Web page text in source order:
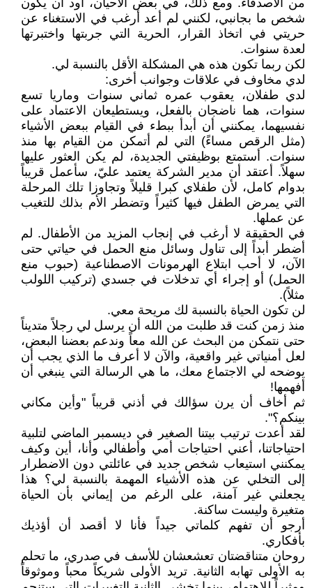
من الأصدقاء. ومع ذلك، في بعض الأحيان، أود أن يكون
شخص ما بجانبي، لكنني لم أعد أرغب في الاستغناء عن
حريتي في اتخاذ القرار، الحرية التي جربتها واختبرتها
لعدة سنوات.
لكن ربما تكون هذه هي المشكلة الأقل بالنسبة لي.
لدي مخاوف في علاقات وجوانب أخرى:
لدي طفلان، يعقوب عمره ثماني سنوات وماريا تسع
سنوات، هما ناضجان بالفعل، ويستطيعان الاعتماد على
نفسيهما، يمكنني أن أبدأ ببطء في القيام ببعض الأشياء
(مثل الرقص مساءً) التي لم أتمكن من القيام بها منذ
سنوات. أستمتع بوظيفتي الجديدة، لم يكن العثور عليها
سهلاً. أعتقد أن مدير الشركة يعتمد عليّ، سأعمل قريباً
بدوام كامل، لأن طفلاي كبرا قليلاً وتجاوزا تلك المرحلة
التي يمرض الطفل فيها كثيراً وتضطر الأم بذلك للتغيب
عن عملها.
في الحقيقة لا أرغب في إنجاب المزيد من الأطفال. لم
أضطر أبداً إلى تناول وسائل منع الحمل في حياتي حتى
الآن، لا أحب ابتلاع الهرمونات الاصطناعية (حبوب منع
الحمل) أو إجراء أي تدخلات في جسدي (تركيب اللولب
مثلاً).
لن تكون الحياة بالنسبة لك مريحة معي.
منذ زمن كنت قد طلبت من الله أن يرسل لي رجلاً متديناً
حتى نتمكن من البحث عن الله معاً وندعم بعضنا البعض،
لعل أمنياتي غير واقعية، والآن لا أعرف ما الذي يجب أن
يوضحه لي الاجتماع معك، ما هي الرسالة التي ينبغي أن
أفهمها!
ثم أخاف أن يرن سؤالك في أذني قريباً "وأين مكاني
بينكم؟".
لقد أعدت ترتيب بيتنا الصغير في ديسمبر الماضي لتلبية
احتياجاتنا، أعني احتياجات أمي وأطفالي وأنا، أين وكيف
يمكنني استيعاب شخص جديد في عائلتي دون الاضطرار
إلى التخلي عن هذه الأشياء المهمة بالنسبة لي؟ هذا
يجعلني غير آمنة، على الرغم من إيماني بأن الحياة
متغيرة وليست ساكنة.
أرجو أن تفهم كلماتي جيداً فأنا لا أقصد أن أؤذيك
بأفكاري.
روحان متناقضتان تعشعشان للأسف في صدري، ما تحلم
به الأولى تهابه الثانية. تريد الأولى شريكاً محباً وموثوقاً